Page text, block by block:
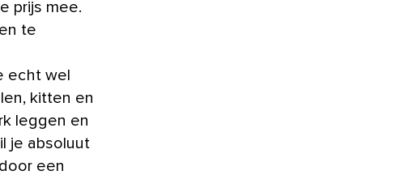
prijs mee.
te
echt wel
kitten en
leggen en
je absoluut
een